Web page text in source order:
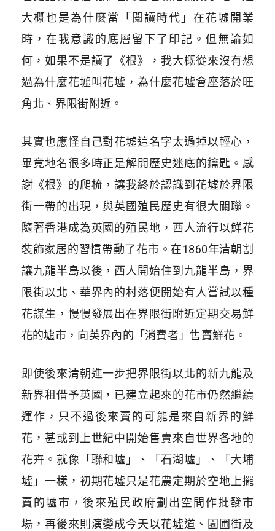
大概也是為什麼當「閱讀時代」在花墟開業
時，在我意識的底層留下了印記。但無論如
何，如果不是讀了《根》，我大概從來沒有想
過為什麼花墟叫花墟，為什麼花墟會座落於旺
角北、界限街附近。
其實也應怪自己對花墟這名字太過掉以輕心，
畢竟地名很多時正是解開歷史迷底的鑰匙。感
謝《根》的爬梳，讓我終於認識到花墟於界限
街一帶的出現，與英國殖民歷史有很大關聯。
隨著香港成為英國的殖民地，西人流行以鮮花
裝飾家居的習慣帶動了花市。在1860年清朝割
讓九龍半島以後，西人開始住到九龍半島，界
限街以北、華界內的村落便開始有人嘗試以種
花謀生，慢慢發展出在界限街附近定期交易鮮
花的墟市，向英界內的「消費者」售賣鮮花。
即使後來清朝進一步把界限街以北的新九龍及
新界租借予英國，已建立起來的花市仍然繼續
運作，只不過後來賣的可能是來自新界的鮮
花，甚或到上世紀中開始售賣來自世界各地的
花卉。就像「聯和墟」、「石湖墟」、「大埔
墟」一樣，初期花墟只是花農定期於空地上擺
賣的墟市，後來殖民政府劃出空間作批發市
場，再後來則演變成今天以花墟道、園圃街及